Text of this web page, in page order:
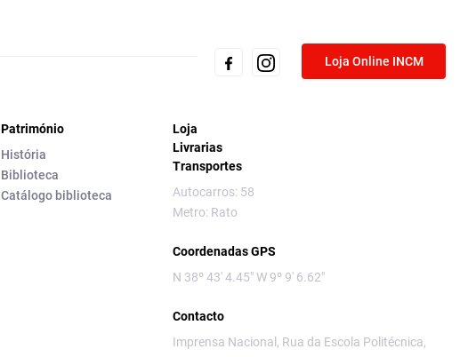
Loja Online INCM
Património
História
Biblioteca
Catálogo biblioteca
Loja
Livrarias
Transportes
Autocarros: 58
Metro: Rato
Coordenadas GPS
N 38º 43' 4.45" W 9º 9' 6.62"
Contacto
Imprensa Nacional, Rua da Escola Politécnica,